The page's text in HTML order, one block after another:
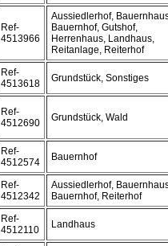
Ref-
4513966
Aussiedlerhof,
Bauernhof, Gutshof,
Herrenhaus, Landhaus,
Reitanlage, Reiterhof
Ref-
4513618
Grundstück, Sonstiges
Ref-
4512690
Grundstück, Wald
Ref-
4512574
Bauernhof
Ref-
4512342
Aussiedlerhof,
Bauernhof, Reiterhof
Ref-
4512110
Landhaus